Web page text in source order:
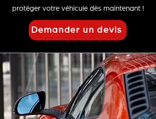
protéger votre véhicule dès maintenant !
Demander un devis